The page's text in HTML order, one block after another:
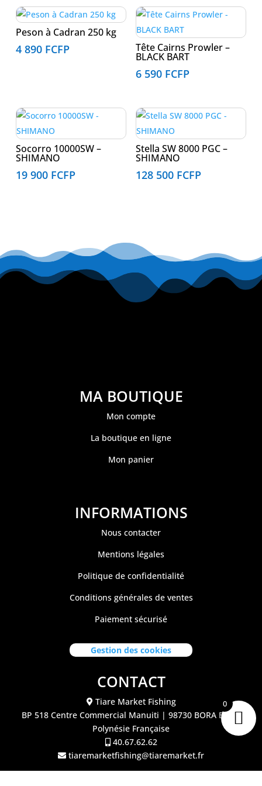
Peson à Cadran 250 kg
4 890 FCFP Tête Cairns Prowler –
BLACK BART
6 590 FCFP
Socorro 10000SW –
SHIMANO
19 900 FCFP
Stella SW 8000 PGC –
SHIMANO
128 500 FCFP
MA BOUTIQUE
Mon compte
La boutique en ligne
Mon panier
INFORMATIONS
Nous contacter
Mentions légales
Politique de confidentialité
Conditions générales de ventes
Paiement sécurisé
Gestion des cookies
CONTACT
Tiare Market Fishing
BP 518 Centre Commercial Manuiti | 98730 BORA BORA
Polynésie Française
40.67.62.62
tiaremarketfishing@tiaremarket.fr
0